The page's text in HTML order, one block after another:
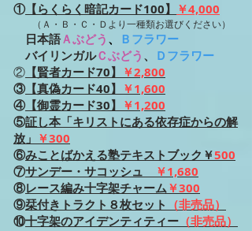
①【らくらく暗記カード100】 ￥4,000
（Ａ・Ｂ・Ｃ・Ｄより一種類お選びください​）
日本語Ａぶどう、
Ｂフラワー
バイリンガルＣぶどう、 Ｄフラワー
② 【賢者カード70】
￥2,800
③【真偽カード40】
￥1,600
④【御霊カード30】
￥1,200
⑤証し本「キリストにある依存症からの解
放」 ￥300
​⑥みことばかえる塾テキストブック￥500
⑦サンデー・サコッシュ
￥1,680
⑧レース編み十字架チャーム￥300
⑨栞付きトラクト８枚セット （非売品）
​⑩十字架のアイデンティティー （非売品）